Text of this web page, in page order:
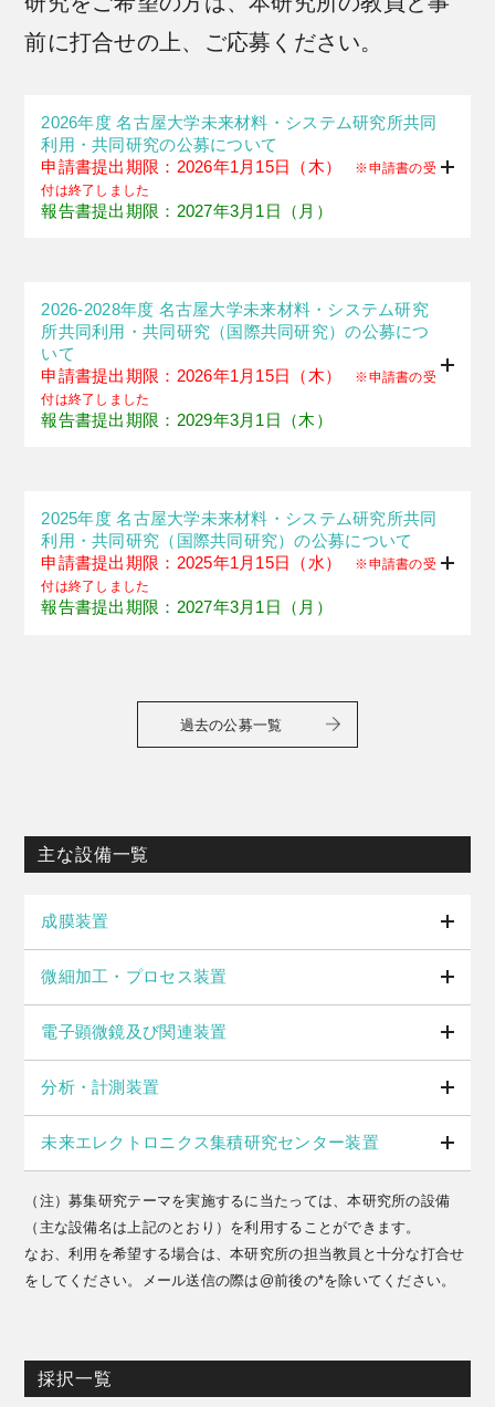
前に打合せの上、ご応募ください。
2026年度 名古屋大学未来材料・システム研究所共同
利用・共同研究の公募について
申請書提出期限：2026年1月15日（木）
※申請書の受
付は終了しました
報告書提出期限：2027年3月1日（月）
2026-2028年度 名古屋大学未来材料・システム研究
所共同利用・共同研究（国際共同研究）の公募につ
いて
申請書提出期限：2026年1月15日（木）
※申請書の受
付は終了しました
報告書提出期限：2029年3月1日（木）
2025年度 名古屋大学未来材料・システム研究所共同
利用・共同研究（国際共同研究）の公募について
申請書提出期限：2025年1月15日（水）
※申請書の受
付は終了しました
報告書提出期限：2027年3月1日（月）
過去の公募一覧
主な設備一覧
成膜装置
微細加工・プロセス装置
電子顕微鏡及び関連装置
分析・計測装置
未来エレクトロニクス集積研究センター装置
（注）募集研究テーマを実施するに当たっては、本研究所の設備
（主な設備名は上記のとおり）を利用することができます。
なお、利用を希望する場合は、本研究所の担当教員と十分な打合せ
をしてください。メール送信の際は@前後の*を除いてください。
採択一覧